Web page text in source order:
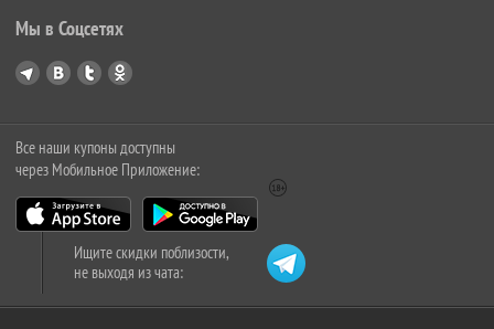
Мы в Соцсетях
Все наши купоны доступны
через Мобильное Приложение:
Ищите скидки поблизости,
не выходя из чата: